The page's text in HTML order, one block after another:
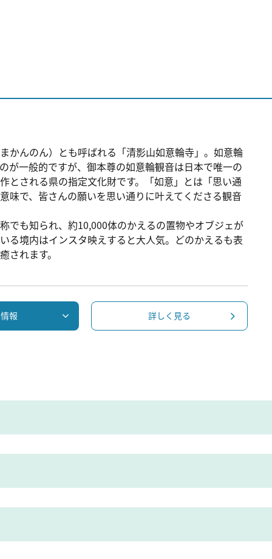
かんのん）とも呼ばれる「清影山如意輪寺」。如意輪
が一般的ですが、御本尊の如意輪観音は日本で唯一の
とされる県の指定文化財です。「如意」とは「思い通
味で、皆さんの願いを思い通りに叶えてくださる観音
でも知られ、約10,000体のかえるの置物やオブジェが
る境内はインスタ映えすると大人気。どのかえるも表
されます。
報 詳しく見る